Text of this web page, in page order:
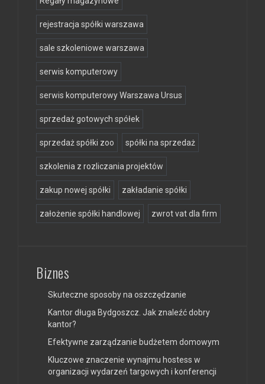
rejestracja spółki warszawa
sale szkoleniowe warszawa
serwis komputerowy
serwis komputerowy Warszawa Ursus
sprzedaż gotowych spółek
sprzedaż spółki zoo spółki na sprzedaż
szkolenia z rozliczania projektów
zakup nowej spółki zakładanie spółki
założenie spółki handlowej zwrot vat dla firm
Biznes
Skuteczne sposoby na oszczędzanie
Kantor długa Bydgoszcz. Jak znaleźć dobry
kantor?
Efektywne zarządzanie budżetem domowym
Kluczowe znaczenie wynajmu hostess w
organizacji wydarzeń targowych i konferencji